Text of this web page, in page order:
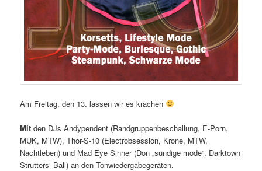
Am Freitag, den 13. lassen wir es krachen
Mit den DJs Andypendent (Randgruppenbeschallung, E-Porn,
MUK, MTW), Thor-S-10 (Electrobsession, Krone, MTW,
Nachtleben) und Mad Eye Sinner (Don „sündige mode“, Darktown
Strutters‘ Ball) an den Tonwiedergabegeräten.